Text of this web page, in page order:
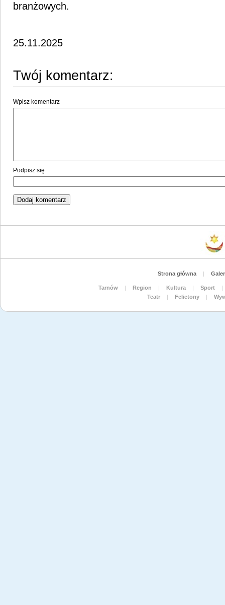
branżowych.
25.11.2025
Twój komentarz:
Wpisz komentarz
Podpisz się
Strona główna |
Tarnów | Region | Kultura | Sport
|
Teatr
| Felietony |